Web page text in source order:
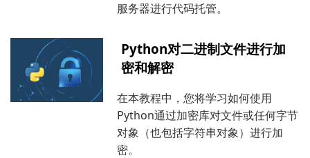
服务器进行代码托管。
Python对二进制文件进行加
密和解密
在本教程中，您将学习如何使用
Python通过加密库对文件或任何字节
对象（也包括字符串对象）进行加
密。